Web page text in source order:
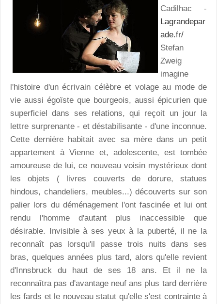
Cadilhac -
Lagrandepar
ade.fr/
Stefan
Zweig
imagine
l'histoire d'un écrivain célèbre et volage au mode de
vie aussi égoïste que bourgeois, aussi épicurien que
superficiel dans ses relations, qui reçoit un jour la
lettre surprenante - et déstabilisante - d'une inconnue.
Cette dernière habitait avec sa mère dans un petit
appartement à Vienne et, adolescente, est tombée
amoureuse de lui, ce nouveau voisin mystérieux dont
les objets ( livres couverts de dorure, statues
hindous, chandeliers, meubles...) découverts sur son
palier lors du déménagement l'ont fascinée et lui ont
rendu l'homme d'autant plus inaccessible que
désirable. Invisible à ses yeux à la puberté, il ne la
reconnaît pas lorsqu'il passe trois nuits dans ses
bras, quelques années plus tard, alors qu'elle revient
d'Innsbruck du haut de ses 18 ans. Et il ne la
reconnaîtra pas d'avantage neuf ans plus tard derrière
les fards et le nouveau statut qu'elle s'est contrainte à